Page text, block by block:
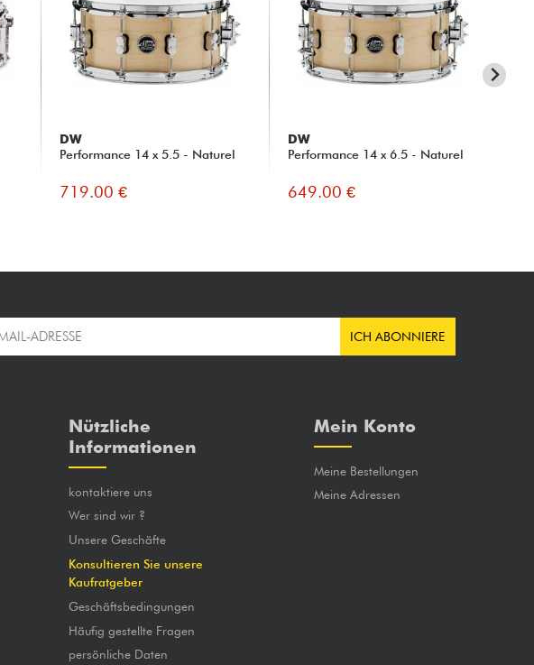
DW
Performance 14 x 5.5 - Naturel
719.00 €
DW
Performance 14 x 6.5 - Naturel
649.00 €
ICH ABONNIERE
Nützliche
Informationen
kontaktiere uns
Wer sind wir ?
Unsere Geschäfte
Konsultieren Sie unsere
Kaufratgeber
Geschäftsbedingungen
Häufig gestellte Fragen
persönliche Daten
Mein Konto
Meine Bestellungen
Meine Adressen